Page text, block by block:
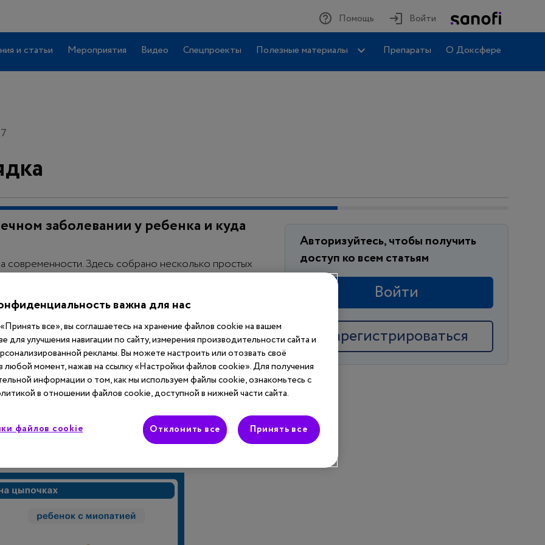
Помощь Войти
и статьи Мероприятия Видео Спецпроекты Полезные материалы Препараты О Доксфере
заболевании у ребенка и куда
Здесь собрано несколько простых
проверить, есть ли у вашего ребенка
ребенок на цыпочках. Особое внимание нужно
быть следствием постоянного перенапряжения
голени – ослаблены. Визуально икроножные
большими для ребенка, но при этом силы в них нет.
«утиную» походка? Или ребенок отводит ручки
и удержать равновесие? Это может быть
Авторизуйтесь, чтобы получить
доступ ко всем статьям
Войти
Зарегистрироваться
важна для нас
все», вы соглашаетесь на хранение файлов cookie на вашем
для улучшения навигации по сайту, измерения производительности сайта и
рекламы. Вы можете настроить или отозвать своё
любой момент, нажав на ссылку «Настройки файлов cookie». Для получения
информации о том, как мы используем файлы cookie, ознакомьтесь с
в отношении файлов cookie, доступной в нижней части сайта.
файлов cookie Отклонить все Принять все